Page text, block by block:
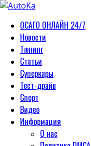
ОСАГО ОНЛАЙН 24/7
Новости
Тюнинг
Статьи
Суперкары
Тест-драйв
Спорт
Видео
Информация
О нас